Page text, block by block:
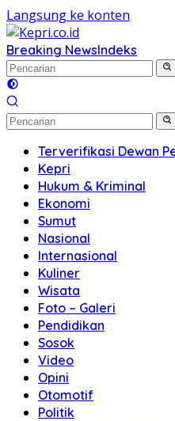
Langsung ke konten
Breaking NewsIndeks
Terverifikasi Dewan
Kepri
Hukum & Kriminal
Ekonomi
Sumut
Nasional
Internasional
Kuliner
Wisata
Foto – Galeri
Pendidikan
Sosok
Video
Opini
Otomotif
Politik